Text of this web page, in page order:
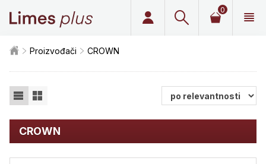
0
Proizvođači CROWN
CROWN